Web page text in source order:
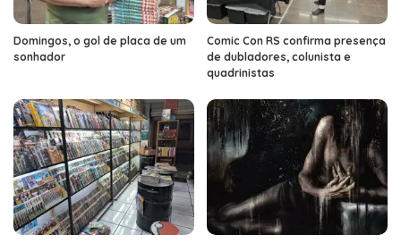
Domingos, o gol de placa de um
sonhador
Comic Con RS confirma presença
de dubladores, colunista e
quadrinistas